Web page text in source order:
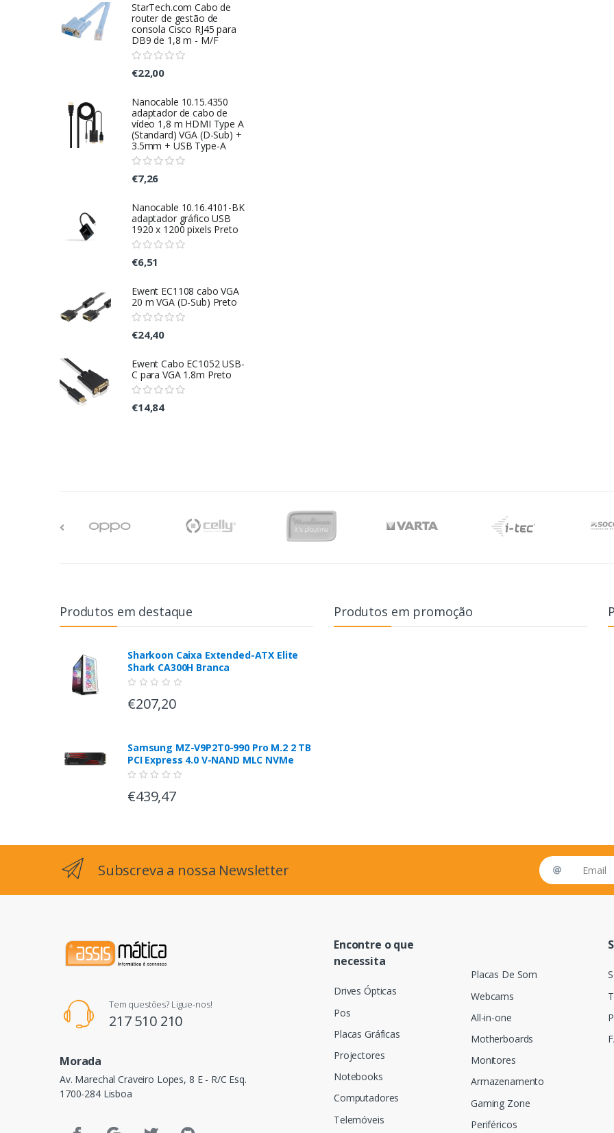
StarTech.com Cabo de
router de gestão de
consola Cisco RJ45 para
DB9 de 1,8 m - M/F
€22,00
Nanocable 10.15.4350
adaptador de cabo de
vídeo 1,8 m HDMI Type A
(Standard) VGA (D-Sub) +
3.5mm + USB Type-A
€7,26
Nanocable 10.16.4101-BK
adaptador gráfico USB
1920 x 1200 pixels Preto
€6,51
Ewent EC1108 cabo VGA
20 m VGA (D-Sub) Preto
€24,40
Ewent Cabo EC1052 USB-
C para VGA 1.8m Preto
€14,84
Produtos em destaque
Sharkoon Caixa Extended-ATX Elite
Shark CA300H Branca
€207,20
Samsung MZ-V9P2T0-990 Pro M.2 2 TB
PCI Express 4.0 V-NAND MLC NVMe
€439,47
Produtos em promoção
Subscreva a nossa Newsletter Email address
Tem questões? Ligue-nos!
217 510 210
Morada
Av. Marechal Craveiro Lopes, 8 E - R/C Esq.
1700-284 Lisboa
Encontre o que
necessita
Drives Ópticas
Pos
Placas Gráficas
Projectores
Notebooks
Computadores
Telemóveis
Placas De Som
Webcams
All-in-one
Motherboards
Monitores
Armazenamento
Gaming Zone
Periféricos